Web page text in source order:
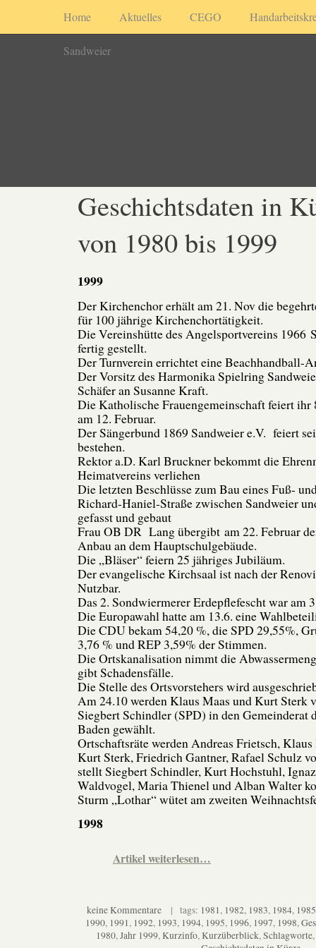
Home Aktuelles CEGO
Sandweier
Geschichtsdaten in
von 1980 bis 1999
1999
Der Kirchenchor erhält am 21. Nov die
für 100 jährige Kirchenchortätigkeit.
Die Vereinshütte des Angelsportvereins 1966
fertig gestellt.
Der Turnverein errichtet eine Beachhandball-
Der Vorsitz des Harmonika Spielring
Schäfer an Susanne Kraft.
Die Katholische Frauengemeinschaft feiert ihr
am 12. Februar.
Der Sängerbund 1869 Sandweier e.V. feiert
bestehen.
Rektor a.D. Karl Bruckner bekommt die
Heimatvereins verliehen
Die letzten Beschlüsse zum Bau eines Fuß-
Richard-Haniel-Straße zwischen Sandweier
gefasst und gebaut
Frau OB DR Lang übergibt am 22. Februar
Anbau an dem Hauptschulgebäude.
Die „Bläser“ feiern 25 jähriges Jubiläum.
Der evangelische Kirchsaal ist nach der
Nutzbar.
Das 2. Sondwiermerer Erdepflefescht war am
Die Europawahl hatte am 13.6. eine
Die CDU bekam 54,20 %, die SPD 29,55%,
3,76 % und REP 3,59% der Stimmen.
Die Ortskanalisation nimmt die
gibt Schadensfälle.
Die Stelle des Ortsvorstehers wird
Am 24.10 werden Klaus Maas und Kurt Sterk
Siegbert Schindler (SPD) in den Gemeinderat
Baden gewählt.
Ortschaftsräte werden Andreas Frietsch,
Kurt Sterk, Friedrich Gantner, Rafael Schulz
stellt Siegbert Schindler, Kurt Hochstuhl,
Waldvogel, Maria Thienel und Alban Walter
Sturm „Lothar“ wütet am zweiten
1998
Artikel weiterlesen…
keine Kommentare | tags: 1981, 1982, 1983, 1984, 1985
1990, 1991, 1992, 1993, 1994, 1995, 1996, 1997, 1998,
1980,Jahr 1999,Kurzinfo,Kurzüberblick,Schlagworte,